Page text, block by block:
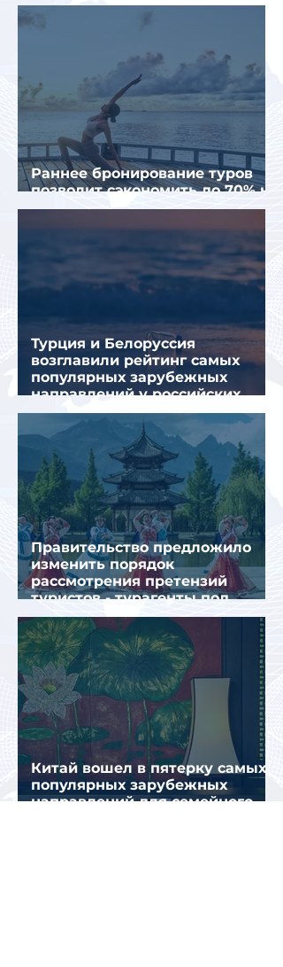
летнему отдыху в Европе
Раннее бронирование туров
позволит сэкономить до 70% на
летнем отдыхе — АТОР
Турция и Белоруссия
возглавили рейтинг самых
популярных зарубежных
направлений у российских
туристов летом
Правительство предложило
изменить порядок
рассмотрения претензий
туристов - турагенты под
ударом!
Китай вошел в пятерку самых
популярных зарубежных
направлений для семейного